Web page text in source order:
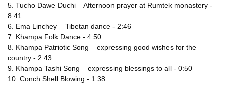
5. Tucho Dawe Duchi – Afternoon prayer at Rumtek monastery -
8:41
6. Ema Linchey – Tibetan dance - 2:46
7. Khampa Folk Dance - 4:50
8. Khampa Patriotic Song – expressing good wishes for the
country - 2:43
9. Khampa Tashi Song – expressing blessings to all - 0:50
10. Conch Shell Blowing - 1:38